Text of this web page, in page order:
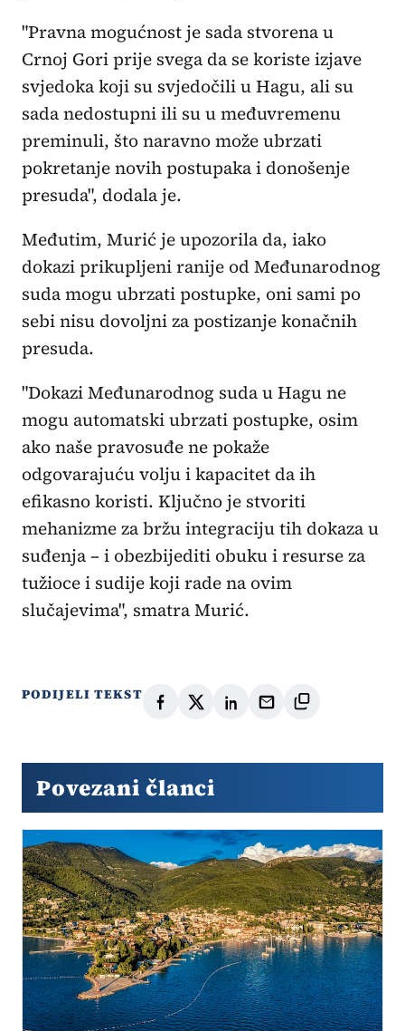
"Pravna mogućnost je sada stvorena u
Crnoj Gori prije svega da se koriste izjave
svjedoka koji su svjedočili u Hagu, ali su
sada nedostupni ili su u međuvremenu
preminuli, što naravno može ubrzati
pokretanje novih postupaka i donošenje
presuda", dodala je.
Međutim, Murić je upozorila da, iako
dokazi prikupljeni ranije od Međunarodnog
suda mogu ubrzati postupke, oni sami po
sebi nisu dovoljni za postizanje konačnih
presuda.
"Dokazi Međunarodnog suda u Hagu ne
mogu automatski ubrzati postupke, osim
ako naše pravosuđe ne pokaže
odgovarajuću volju i kapacitet da ih
efikasno koristi. Ključno je stvoriti
mehanizme za bržu integraciju tih dokaza u
suđenja – i obezbijediti obuku i resurse za
tužioce i sudije koji rade na ovim
slučajevima", smatra Murić.
PODIJELI TEKST
Povezani članci